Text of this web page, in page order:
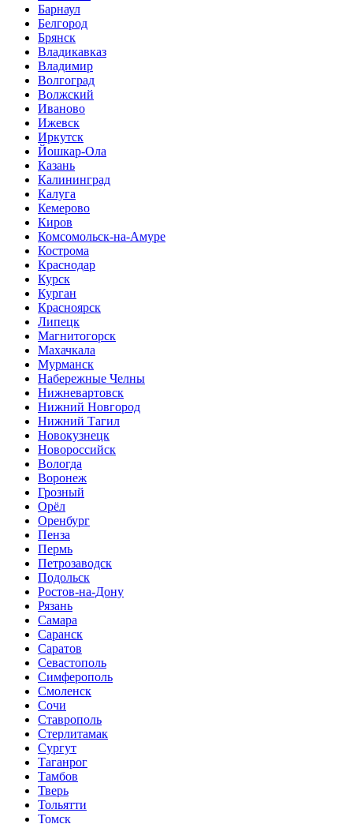
Барнаул
Белгород
Брянск
Владикавказ
Владимир
Волгоград
Волжский
Иваново
Ижевск
Иркутск
Йошкар-Ола
Казань
Калининград
Калуга
Кемерово
Киров
Комсомольск-на-Амуре
Кострома
Краснодар
Курск
Курган
Красноярск
Липецк
Магнитогорск
Махачкала
Мурманск
Набережные Челны
Нижневартовск
Нижний Новгород
Нижний Тагил
Новокузнецк
Новороссийск
Вологда
Воронеж
Грозный
Орёл
Оренбург
Пенза
Пермь
Петрозаводск
Подольск
Ростов-на-Дону
Рязань
Самара
Саранск
Саратов
Севастополь
Симферополь
Смоленск
Сочи
Ставрополь
Стерлитамак
Сургут
Таганрог
Тамбов
Тверь
Тольятти
Томск